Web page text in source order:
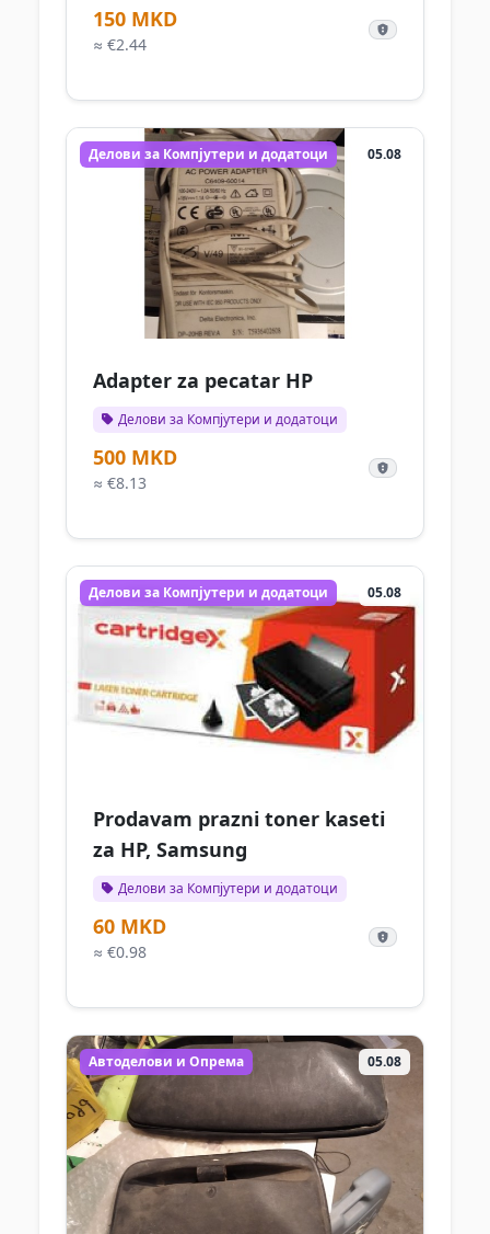
150 MKD
≈ €2.44
05.08
Делови за Компјутери и додатоци
Adapter za pecatar HP
Делови за Компјутери и додатоци
500 MKD
≈ €8.13
05.08
Делови за Компјутери и додатоци
Prodavam prazni toner kaseti
za HP, Samsung
Делови за Компјутери и додатоци
60 MKD
≈ €0.98
05.08
Автоделови и Опрема